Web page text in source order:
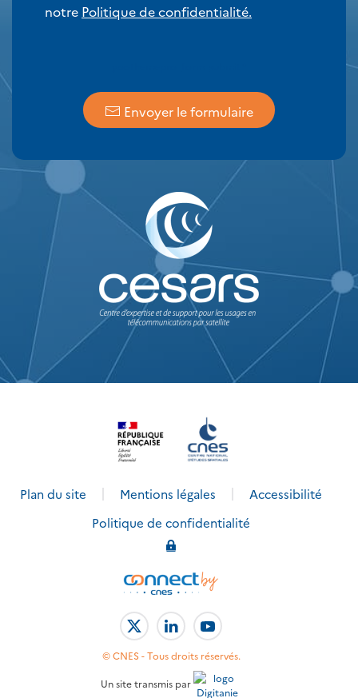
notre Politique de confidentialité.
Envoyer le formulaire
Plan du site Mentions légales
Accessibilité
Politique de confidentialité
©CNES - Tous droits réservés.
Un site transmis par